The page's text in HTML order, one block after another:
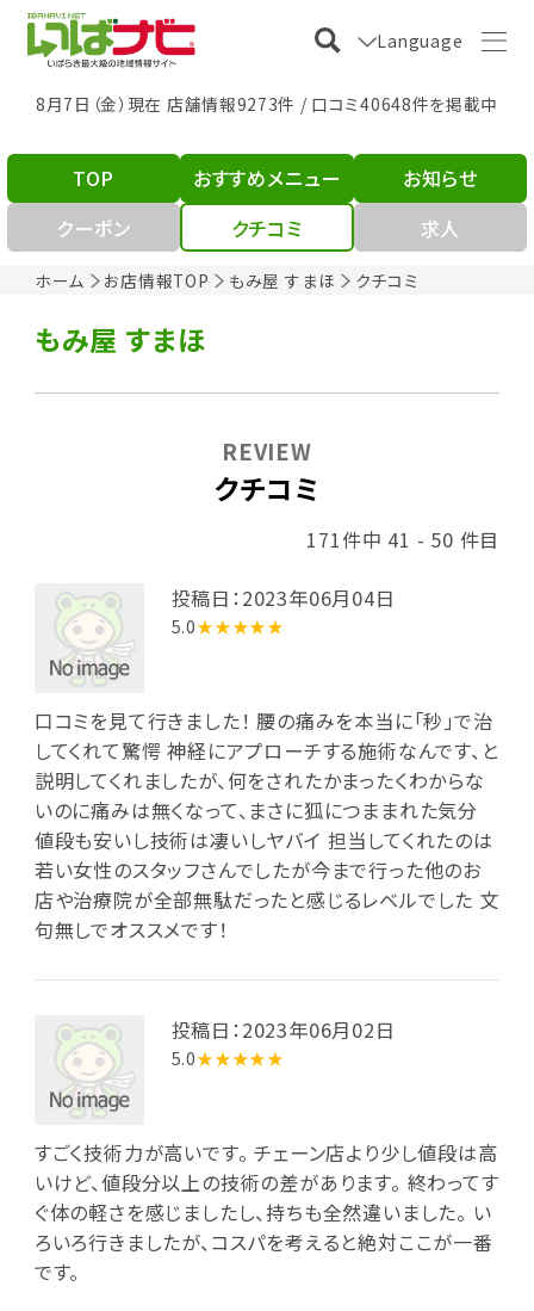
Language
8月7日（金）現在 店舗情報9273件 / 口コミ40648件を掲載中
ホーム お店情報TOP もみ屋 すまほ クチコミ
TOP おすすめメニュー
お知らせ
クーポン
クチコミ 求人
もみ屋 すまほ
クチコミ
REVIEW
171件中 41 - 50 件目
投稿日：2023年06月04日
5.0★★★★★
口コミを見て行きました！ 腰の痛みを本当に「秒」で治
してくれて驚愕 神経にアプローチする施術なんです、と
説明してくれましたが、何をされたかまったくわからな
いのに痛みは無くなって、まさに狐につままれた気分
値段も安いし技術は凄いしヤバイ 担当してくれたのは
若い女性のスタッフさんでしたが今まで行った他のお
店や治療院が全部無駄だったと感じるレベルでした 文
句無しでオススメです！
投稿日：2023年06月02日
5.0★★★★★
すごく技術力が高いです。 チェーン店より少し値段は高
いけど、値段分以上の技術の差があります。 終わってす
ぐ体の軽さを感じましたし、持ちも全然違いました。 い
ろいろ行きましたが、コスパを考えると絶対ここが一番
です。